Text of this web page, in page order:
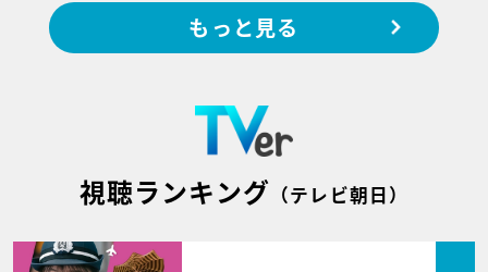
もっと見る
視聴ランキング （テレビ朝日）